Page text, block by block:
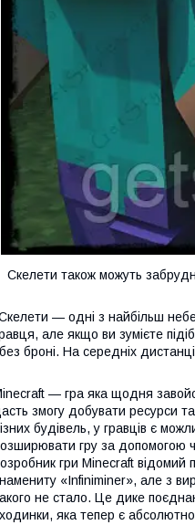
Скелети також можуть
— одні з найбільш
але якщо ви зумієте
без броні. На середніх
— гра яка щодня
змогу добувати ресурси
будівель, у гравців є
гру за допомогою
гри Minecraft відомий
«Infiniminer», але з
не стало. Це дике
яка тепер є абсолютно